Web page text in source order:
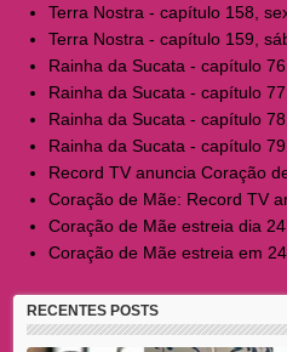
Terra Nostra - capítulo 158,
Terra Nostra - capítulo 159,
Rainha da Sucata - capítulo
Rainha da Sucata - capítulo
Rainha da Sucata - capítulo
Rainha da Sucata - capítulo
Record TV anuncia Coração
Coração de Mãe: Record TV
Coração de Mãe estreia dia
Coração de Mãe estreia em
RECENTES POSTS